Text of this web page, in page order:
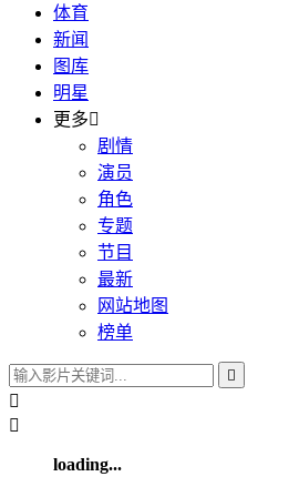
体育
新闻
图库
明星
更多
剧情
演员
角色
专题
节目
最新
网站地图
榜单



loading...